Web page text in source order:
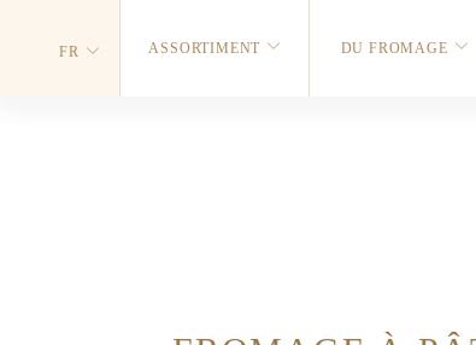
FR ASSORTIMENT DU FROMAGE